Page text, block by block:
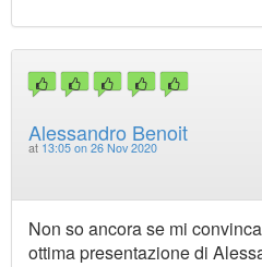
Alessandro Benoit
at 13:05 on 26 Nov 2020
Non so ancora se mi
ottima presentazione di